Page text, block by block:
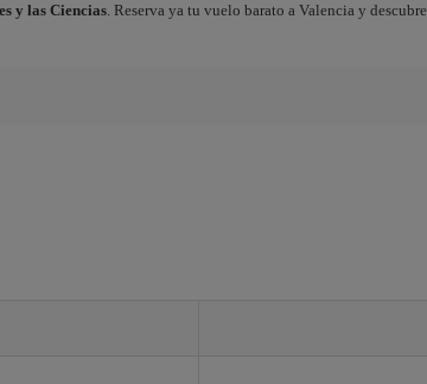
y las Ciencias. Reserva ya tu vuelo barato a Valencia y